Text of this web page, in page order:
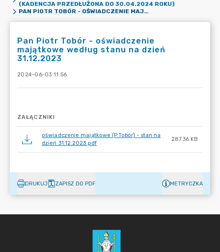
(KADENCJA PRZEDŁUŻONA DO 30.04.2024 ROKU)
PAN PIOTR TOBÓR - OŚWIADCZENIE MAJĄTKOWE WEDŁUG STANU NA DZIEŃ 31.12.2023
Pan Piotr Tobór - oświadczenie
majątkowe według stanu na dzień
31.12.2023
2024-06-03 11:56
ZAŁĄCZNIKI
oświadczenie majątkowe (P.Tobór) - stan na
dzień 31.12.2023.pdf
287.36 KB
DRUKUJ ZAPISZ DO PDF METRYCZKA